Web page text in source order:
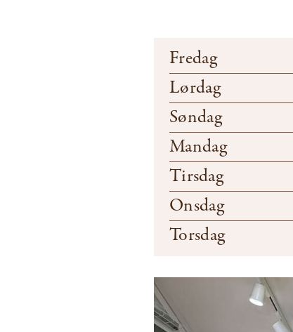
Fredag
Lørdag
Søndag
Mandag
Tirsdag
Onsdag
Torsdag